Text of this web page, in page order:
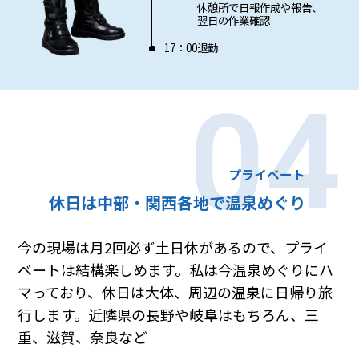
休憩所で日報作成や報告、
翌日の作業確認
17：00退勤
04
プライベート
休日は中部・関西各地で温泉めぐり
今の現場は月2回必ず土日休があるので、プライ
ベートは結構楽しめます。私は今温泉めぐりにハ
マっており、休日は大体、周辺の温泉に日帰り旅
行します。近隣県の長野や岐阜はもちろん、三
重、滋賀、奈良など